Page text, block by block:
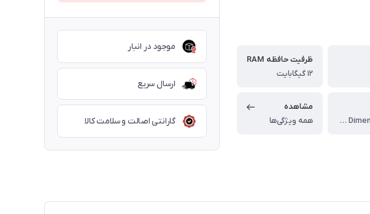
ظرفیت حافظه RAM
۱۲ گیگابایت
MediaTek Dimensity 9300+
مشاهده
همه ویژگی‌ها
موجود در انبار
ارسال سریع
گارانتی اصالت و سلامت کالا